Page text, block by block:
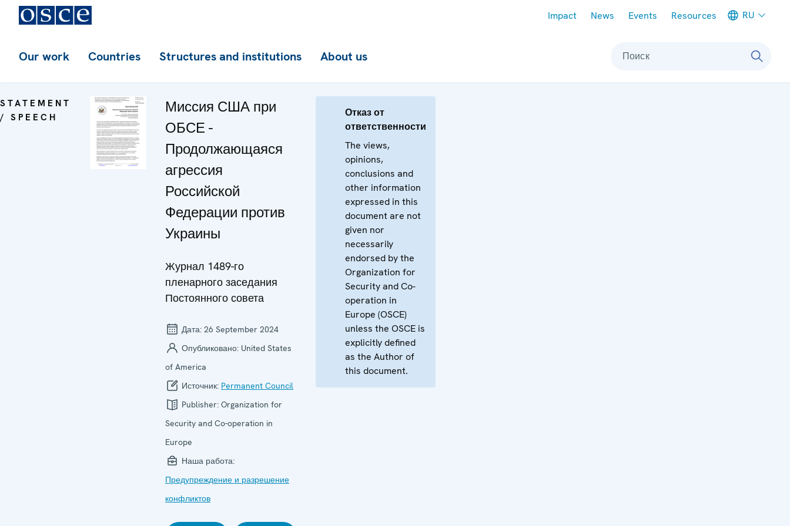
Impact News Events Resources RU
Our work Countries Structures and institutions About us Поиск
STATEMENT
/ SPEECH
Миссия США при
ОБСЕ -
Продолжающаяся
агрессия
Российской
Федерации против
Украины
Журнал 1489-го
пленарного заседания
Постоянного совета
Дата: 26 September 2024
Опубликовано: United States
of America
Источник: Permanent Council
Publisher: Organization for
Security and Co-operation in
Europe
Наша работа:
Предупреждение и разрешение
конфликтов
Отказ от
ответственности
The views,
opinions,
conclusions and
other information
expressed in this
document are not
given nor
necessarily
endorsed by the
Organization for
Security and Co-
operation in
Europe (OSCE)
unless the OSCE is
explicitly defined
as the Author of
this document.